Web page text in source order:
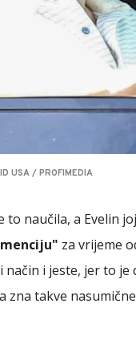
USA / PROFIMEDIA
naučila, a Evelin
za vrijeme
i jeste, jer to
zna takve